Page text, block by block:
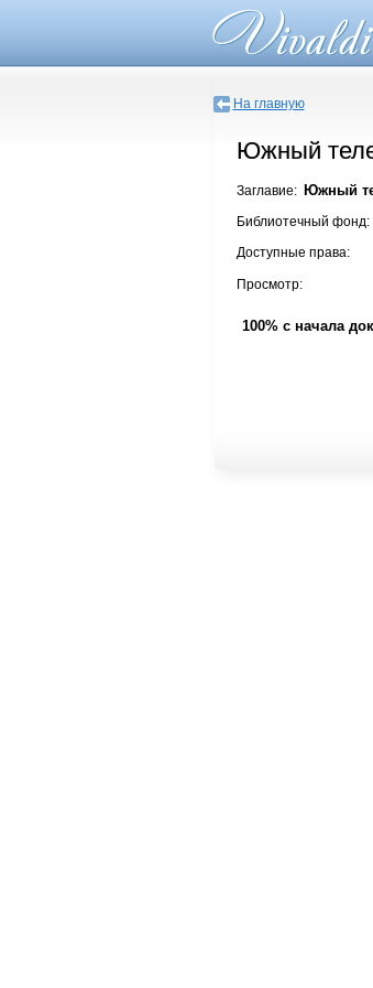
На главную
Южный
Заглавие: Южный
Библиотечный фонд:
Доступные права:
Просмотр:
100% с начала